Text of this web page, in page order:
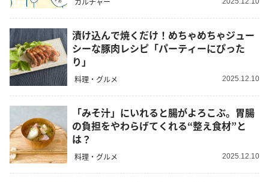
漬け込んで焼くだけ！めちゃめちゃジュー
シーな豚肉レシピ「パーティーにぴった
り」
料理・グルメ 2025.12.10
「みそ汁」にいれると腸がよろこぶ。胃腸
の負担をやわらげてくれる“整え食材”と
は？
料理・グルメ 2025.12.10